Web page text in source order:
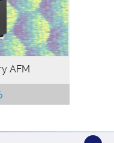
、より細かな
スループット
。Jupiter…
AFM